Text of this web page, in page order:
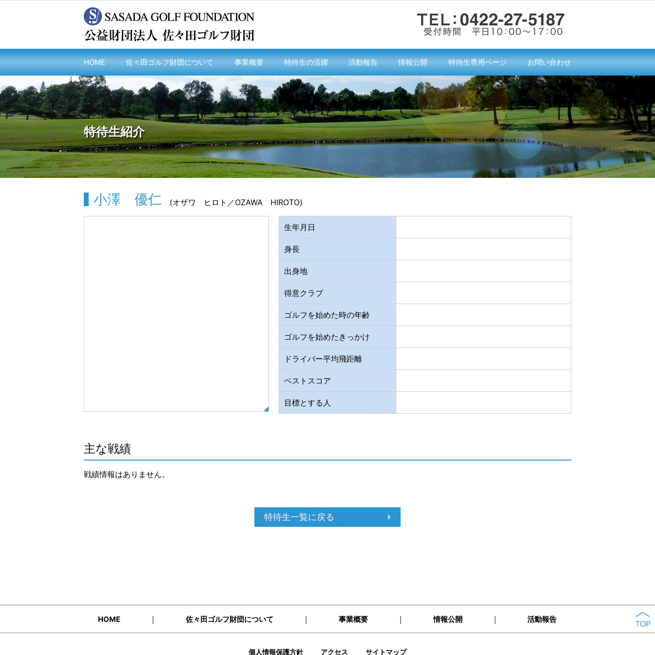
HOME 佐々田ゴルフ財団について 事業概要 特待生の活躍 活動報告 情報公開 特待生専用ページ お問い合わせ
特待生紹介
小澤 優仁 (オザワ ヒロト／OZAWA HIROTO)
生年月日
身長
出身地
得意クラブ
ゴルフを始めた時の年齢
ゴルフを始めたきっかけ
ドライバー平均飛距離
ベストスコア
目標とする人
主な戦績
戦績情報はありません。
特待生一覧に戻る
HOME ｜ 佐々田ゴルフ財団について ｜ 事業概要 ｜ 情報公開 ｜ 活動報告
個人情報保護方針 アクセス サイトマップ